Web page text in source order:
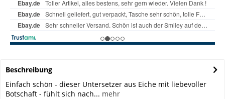
Beschreibung
Einfach schön - dieser Untersetzer aus Eiche mit liebevoller
Botschaft - fühlt sich nach... mehr